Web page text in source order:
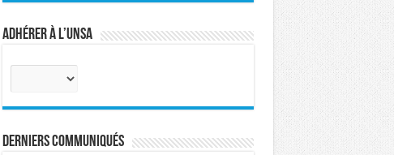
Adhérer à l’UNSA
Sélectionnez
corps
:
Derniers communiqués